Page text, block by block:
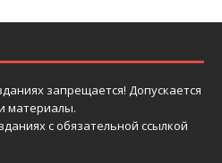
запрещается! Допускается
материалы.
с обязательной ссылкой